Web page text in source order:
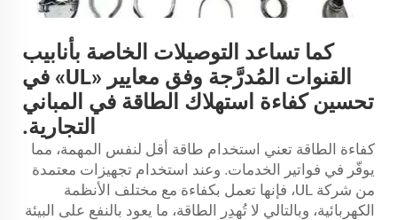
كما تساعد التوصيلات الخاصة بأنابيب
القنوات المُدرَّجة وفق معايير «UL» في
تحسين كفاءة استهلاك الطاقة في المباني
التجارية.
كفاءة الطاقة تعني استخدام طاقة أقل لنفس المهمة، مما
يوفّر في فواتير الخدمات. وعند استخدام تجهيزات معتمدة
من شركة UL، فإنها تعمل بكفاءة مع مختلف الأنظمة
الكهربائية، وبالتالي لا تُهدِر الطاقة، ما يعود بالنفع على البيئة